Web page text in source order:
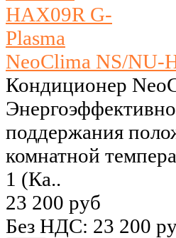
NeoClima NS/NU-
Кондиционер
поддержания
комнатной
1 (Ка..
23 200 руб
Без НДС: 23 200